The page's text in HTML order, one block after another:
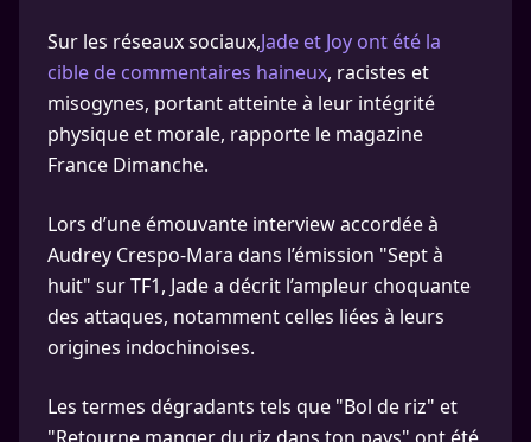
Sur les réseaux sociaux,Jade et Joy ont été la
cible de commentaires haineux, racistes et
misogynes, portant atteinte à leur intégrité
physique et morale, rapporte le magazine
France Dimanche.
Lors d’une émouvante interview accordée à
Audrey Crespo-Mara dans l’émission "Sept à
huit" sur TF1, Jade a décrit l’ampleur choquante
des attaques, notamment celles liées à leurs
origines indochinoises.
Les termes dégradants tels que "Bol de riz" et